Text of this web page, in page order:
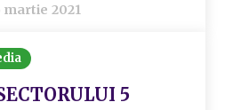
martie 2021
5